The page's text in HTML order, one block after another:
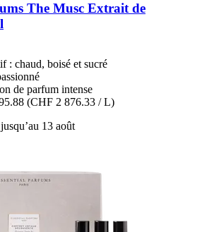
The Musc Extrait de
: chaud, boisé et sucré
de parfum intense
(CHF 2 876.33 / L)
13 août